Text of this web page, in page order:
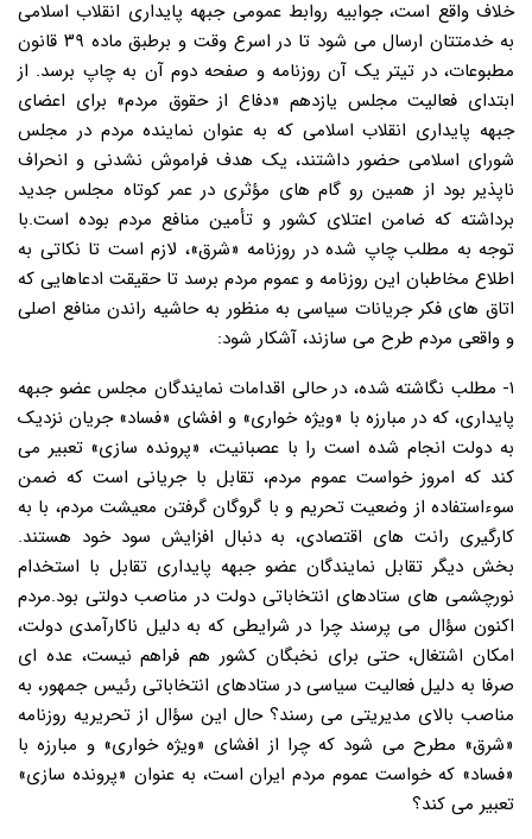
خلاف واقع است، جوابیه روابط عمومی جبهه پایداری انقلاب اسلامی
به خدمتتان ارسال می شود تا در اسرع وقت و برطبق ماده ۳۹ قانون
مطبوعات، در تیتر یک آن روزنامه و صفحه دوم آن به چاپ برسد. از
ابتدای فعالیت مجلس یازدهم «دفاع از حقوق مردم» برای اعضای
جبهه پایداری انقلاب اسلامی که به عنوان نماینده مردم در مجلس
شورای اسلامی حضور داشتند، یک هدف فراموش نشدنی و انحراف
ناپذیر بود از همین رو گام های مؤثری در عمر کوتاه مجلس جدید
برداشته که ضامن اعتلای کشور و تأمین منافع مردم بوده است.با
توجه به مطلب چاپ شده در روزنامه «شرق»، لازم است تا نکاتی به
اطلاع مخاطبان این روزنامه و عموم مردم برسد تا حقیقت ادعاهایی که
اتاق های فکر جریانات سیاسی به منظور به حاشیه راندن منافع اصلی
و واقعی مردم طرح می سازند، آشکار شود:
۱- مطلب نگاشته شده، در حالی اقدامات نمایندگان مجلس عضو جبهه
پایداری، که در مبارزه با «ویژه خواری» و افشای «فساد» جریان نزدیک
به دولت انجام شده است را با عصبانیت، «پرونده سازی» تعبیر می
کند که امروز خواست عموم مردم، تقابل با جریانی است که ضمن
سوءاستفاده از وضعیت تحریم و با گروگان گرفتن معیشت مردم، با به
کارگیری رانت های اقتصادی، به دنبال افزایش سود خود هستند.
بخش دیگر تقابل نمایندگان عضو جبهه پایداری تقابل با استخدام
نورچشمی های ستادهای انتخاباتی دولت در مناصب دولتی بود.مردم
اکنون سؤال می پرسند چرا در شرایطی که به دلیل ناکارآمدی دولت،
امکان اشتغال، حتی برای نخبگان کشور هم فراهم نیست، عده ای
صرفا به دلیل فعالیت سیاسی در ستادهای انتخاباتی رئیس جمهور، به
مناصب بالای مدیریتی می رسند؟ حال این سؤال از تحریریه روزنامه
«شرق» مطرح می شود که چرا از افشای «ویژه خواری» و مبارزه با
«فساد» که خواست عموم مردم ایران است، به عنوان «پرونده سازی»
تعبیر می کند؟